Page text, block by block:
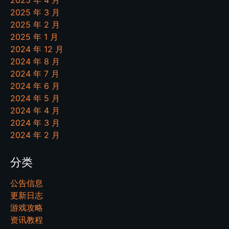
2025 年 3 月
2025 年 2 月
2025 年 1 月
2024 年 12 月
2024 年 8 月
2024 年 7 月
2024 年 6 月
2024 年 5 月
2024 年 4 月
2024 年 3 月
2024 年 2 月
分类
公告信息
更新日志
游戏攻略
资讯教程